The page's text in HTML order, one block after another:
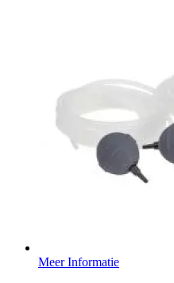
Meer Informatie